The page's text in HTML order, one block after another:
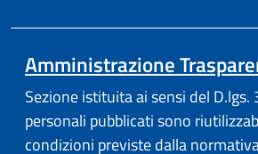
Amministrazione
Sezione istituita ai sensi del
personali pubblicati sono
condizioni previste dalla